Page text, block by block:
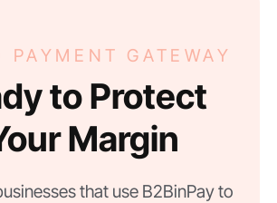
PAYMENT GATEWAY
to Protect
Margin?
that use B2BinPay to